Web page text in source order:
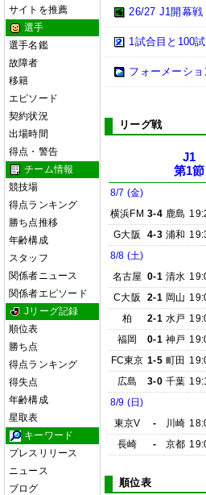
サイトを推薦
選手
選手名鑑
故障者
移籍
エピソード
契約状況
出場時間
得点・警告
チーム情報
競技場
得点ランキング
勝ち点推移
年齢構成
スタッフ
関係者ニュース
関係者エピソード
Jリーグ記録
順位表
勝ち点
得点ランキング
得失点
年齢構成
星取表
キーワード
プレスリリース
ニュース
ブログ
26/27 J1開幕
1試合目と100
フォーメーシ
リーグ戦
J1
第1節
8/7 (金)
横浜FM 3-4 鹿島
G大阪
4-3 浦和
8/8 (土)
名古屋 0-1 清水
C大阪
2-1 岡山
柏
2-1 水戸
福岡
0-1 神戸
FC東京 1-5 町田
広島
3-0 千葉
8/9 (日)
東京V
- 川崎
長崎
- 京都
順位表